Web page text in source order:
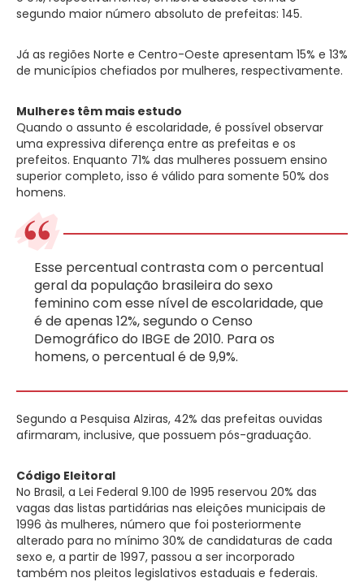
segundo maior número absoluto de prefeitas: 145.
Já as regiões Norte e Centro-Oeste apresentam 15% e 13%
de municípios chefiados por mulheres, respectivamente.
Mulheres têm mais estudo
Quando o assunto é escolaridade, é possível observar
uma expressiva diferença entre as prefeitas e os
prefeitos. Enquanto 71% das mulheres possuem ensino
superior completo, isso é válido para somente 50% dos
homens.
Esse percentual contrasta com o percentual
geral da população brasileira do sexo
feminino com esse nível de escolaridade, que
é de apenas 12%, segundo o Censo
Demográfico do IBGE de 2010. Para os
homens, o percentual é de 9,9%.
Segundo a Pesquisa Alziras, 42% das prefeitas ouvidas
afirmaram, inclusive, que possuem pós-graduação.
Código Eleitoral
No Brasil, a Lei Federal 9.100 de 1995 reservou 20% das
vagas das listas partidárias nas eleições municipais de
1996 às mulheres, número que foi posteriormente
alterado para no mínimo 30% de candidaturas de cada
sexo e, a partir de 1997, passou a ser incorporado
também nos pleitos legislativos estaduais e federais.